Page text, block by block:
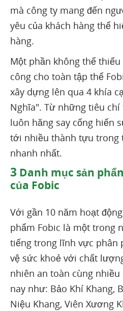
mà công ty mang đến
yêu của khách hàng thể
hàng.
Một phần không thể
công cho toàn tập thể
xây dựng lên qua 4 khía
Nghĩa". Từ những tiêu
luôn hăng say cống hiến
tới nhiều thành tựu trong
nhanh nhất.
3 Danh mục sản
của Fobic
Với gần 10 năm hoạt
phẩm Fobic là một trong
tiếng trong lĩnh vực phân
vệ sức khoẻ với chất
nhiên an toàn cùng
nay như: Bảo Khí Khang,
Niệu Khang, Viên Xương